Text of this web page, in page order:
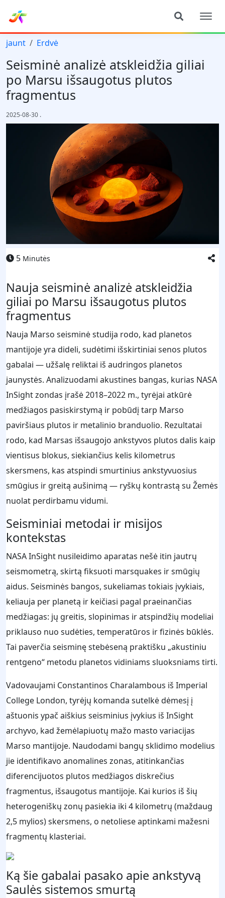
jaunt Erdvė
Seisminė analizė atskleidžia giliai
po Marsu išsaugotus plutos
fragmentus
2025-08-30 .
5 Minutės
Nauja seisminė analizė atskleidžia
giliai po Marsu išsaugotus plutos
fragmentus
Nauja Marso seisminė studija rodo, kad planetos
mantijoje yra dideli, sudėtimi išskirtiniai senos plutos
gabalai — užšalę reliktai iš audringos planetos
jaunystės. Analizuodami akustines bangas, kurias NASA
InSight zondas įrašė 2018–2022 m., tyrėjai atkūrė
medžiagos pasiskirstymą ir pobūdį tarp Marso
paviršiaus plutos ir metalinio branduolio. Rezultatai
rodo, kad Marsas išsaugojo ankstyvos plutos dalis kaip
vientisus blokus, siekiančius kelis kilometrus
skersmens, kas atspindi smurtinius ankstyvuosius
smūgius ir greitą aušinimą — ryškų kontrastą su Žemės
nuolat perdirbamu vidumi.
Seisminiai metodai ir misijos
kontekstas
NASA InSight nusileidimo aparatas nešė itin jautrų
seismometrą, skirtą fiksuoti marsquakes ir smūgių
aidus. Seisminės bangos, sukeliamas tokiais įvykiais,
keliauja per planetą ir keičiasi pagal praeinančias
medžiagas: jų greitis, slopinimas ir atspindžių modeliai
priklauso nuo sudėties, temperatūros ir fizinės būklės.
Tai paverčia seisminę stebėseną praktišku „akustiniu
rentgeno“ metodu planetos vidiniams sluoksniams tirti.
Vadovaujami Constantinos Charalambous iš Imperial
College London, tyrėjų komanda sutelkė dėmesį į
aštuonis ypač aiškius seisminius įvykius iš InSight
archyvo, kad žemėlapiuotų mažo masto variacijas
Marso mantijoje. Naudodami bangų sklidimo modelius
jie identifikavo anomalines zonas, atitinkančias
diferencijuotos plutos medžiagos diskrečius
fragmentus, išsaugotus mantijoje. Kai kurios iš šių
heterogeniškų zonų pasiekia iki 4 kilometrų (maždaug
2,5 mylios) skersmens, o netoliese aptinkami mažesni
fragmentų klasteriai.
Ką šie gabalai pasako apie ankstyvą
Saulės sistemos smurtą